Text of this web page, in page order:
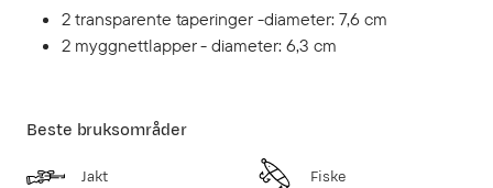
2 transparente taperinger -diameter: 7,6 cm
2 myggnettlapper - diameter: 6,3 cm
Beste bruksområder
Jakt Fiske